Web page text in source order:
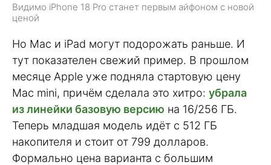
Видимо iPhone 18 Pro станет первым айфоном с новой
ценой
Но Mac и iPad могут подорожать раньше. И
тут показателен свежий пример. В прошлом
месяце Apple уже подняла стартовую цену
Mac mini, причём сделала это хитро: убрала
из линейки базовую версию на 16/256 ГБ.
Теперь младшая модель идёт с 512 ГБ
накопителя и стоит от 799 долларов.
Формально цена варианта с большим